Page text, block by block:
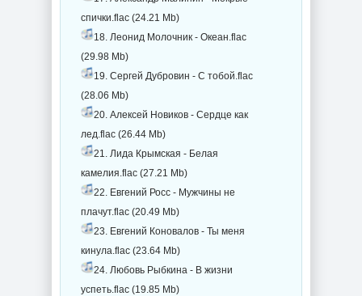
спички.flac (24.21 Mb)
18. Леонид Молочник - Океан.flac
(29.98 Mb)
19. Сергей Дубровин - С тобой.flac
(28.06 Mb)
20. Алексей Новиков - Сердце как
лед.flac (26.44 Mb)
21. Лида Крымская - Белая
камелия.flac (27.21 Mb)
22. Евгений Росс - Мужчины не
плачут.flac (20.49 Mb)
23. Евгений Коновалов - Ты меня
кинула.flac (23.64 Mb)
24. Любовь Рыбкина - В жизни
успеть.flac (19.85 Mb)